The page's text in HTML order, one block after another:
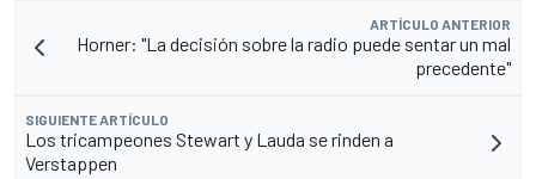
ARTÍCULO ANTERIOR
Horner: "La decisión sobre la radio puede sentar un mal
precedente"
SIGUIENTE ARTÍCULO
Los tricampeones Stewart y Lauda se rinden a
Verstappen